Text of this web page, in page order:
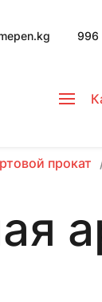
996
прокат